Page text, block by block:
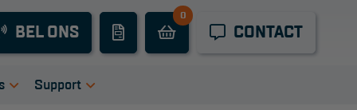
BEL ONS
0
CONTACT
Industrieel
onderhoud
Support